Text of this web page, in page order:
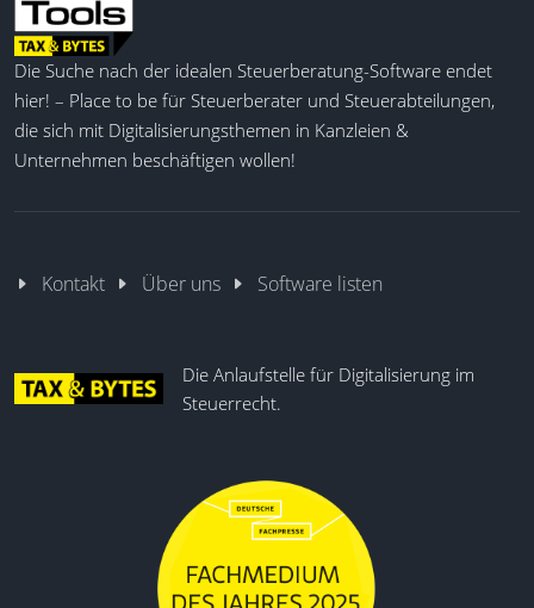
Die Suche nach der idealen Steuerberatung-Software endet
hier! – Place to be für Steuerberater und Steuerabteilungen,
die sich mit Digitalisierungsthemen in Kanzleien &
Unternehmen beschäftigen wollen!
Kontakt Über uns Software listen
Die Anlaufstelle für Digitalisierung im
Steuerrecht.